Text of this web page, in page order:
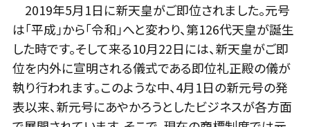
2019年5月1日に新天皇がご即位されました。元号
は「平成」から「令和」へと変わり、第126代天皇が誕生
した時です。そして来る10月22日には、新天皇がご即
位を内外に宣明される儀式である即位礼正殿の儀が
執り行われます。このような中、4月1日の新元号の発
表以来、新元号にあやかろうとしたビジネスが各方面